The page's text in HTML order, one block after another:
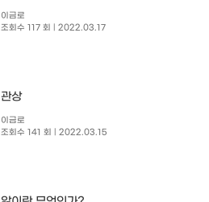
이금로
조회수 117 회
| 2022.03.17
관상
이금로
조회수 141 회
| 2022.03.15